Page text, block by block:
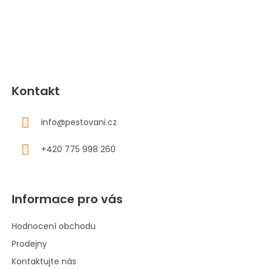
Kontakt
info@pestovani.cz
+420 775 998 260
Informace pro vás
Hodnocení obchodu
Prodejny
Kontaktujte nás